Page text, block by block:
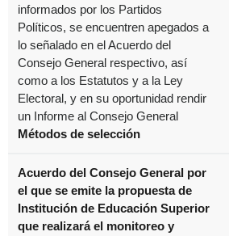
informados por los Partidos
Políticos, se encuentren apegados a
lo señalado en el Acuerdo del
Consejo General respectivo, así
como a los Estatutos y a la Ley
Electoral, y en su oportunidad rendir
un Informe al Consejo General
Métodos de selección
Acuerdo del Consejo General por
el que se emite la propuesta de
Institución de Educación Superior
que realizará el monitoreo y